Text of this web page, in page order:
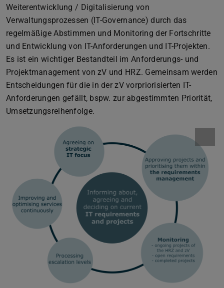
Weiterentwicklung / Digitalisierung von
Verwaltungsprozessen (IT-Governance) durch das
regelmäßige Abstimmen und Monitoring der Fortschritte
und Entwicklung von IT-Anforderungen und IT-Projekten.
Es ist ein wichtiger Bestandteil im Anforderungs- und
Projektmanagement von zV und HRZ. Gemeinsam werden
Entscheidungen für die in der zV vorpriorisierten IT-
Anforderungen gefällt, bspw. zur abgestimmten Priorität,
Umsetzungsreihenfolge.